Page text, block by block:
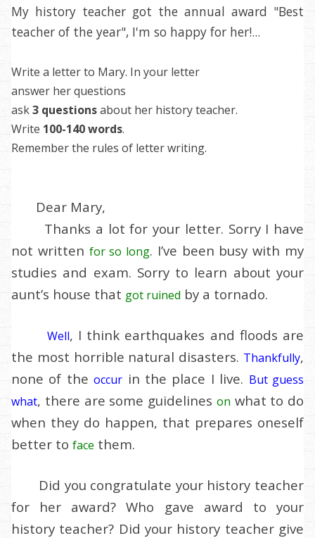
My history teacher got the annual award "Best
teacher of the year", I'm so happy for her!...
Write a letter to Mary. In your letter
answer her questions
ask3 questionsabout her history teacher.
Write 100-140 words.
Remember the rules of letter writing.
Dear Mary,
Thanks a lot for your letter. Sorry I have
not written for so long. I’ve been busy with my
studies and exam. Sorry to learn about your
aunt’s house that got ruined by a tornado.
Well, I think earthquakes and floods are
the most horrible natural disasters. Thankfully,
none of theoccur in the place I live. But guess
what, there are some guidelines on what to do
when they do happen, that prepares oneself
better to face them.
Did you congratulate your history teacher
for her award? Who gave award to your
history teacher? Did your history teacher give